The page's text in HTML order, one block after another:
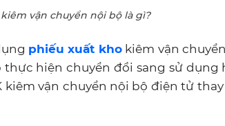
vận chuyển nội bộ là gì?
phiếu xuất khokiêm vận
hiện chuyển đổi sang sử dụng
vận chuyển nội bộ điện tử